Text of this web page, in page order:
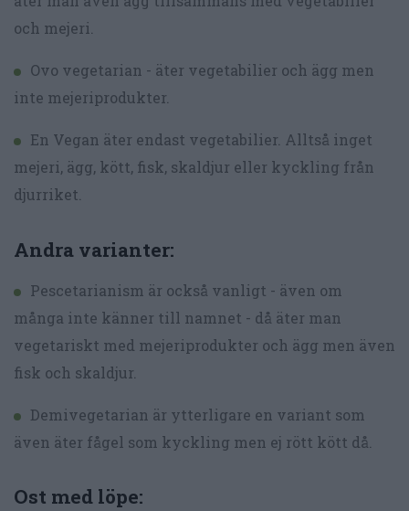
och mejeri.
Ovo vegetarian - äter vegetabilier och ägg men
inte mejeriprodukter.
En Vegan äter endast vegetabilier. Alltså inget
mejeri, ägg, kött, fisk, skaldjur eller kyckling från
djurriket.
Andra varianter:
Pescetarianism är också vanligt - även om
många inte känner till namnet - då äter man
vegetariskt med mejeriprodukter och ägg men även
fisk och skaldjur.
Demivegetarian är ytterligare en variant som
även äter fågel som kyckling men ej rött kött då.
Ost med löpe: